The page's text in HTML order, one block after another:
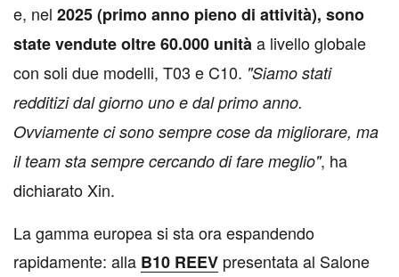
e, nel 2025 (primo anno pieno di attività), sono
state vendute oltre 60.000 unitàa livello globale
con soli due modelli, T03 e C10. "Siamo stati
redditizi dal giorno uno e dal primo anno.
Ovviamente ci sono sempre cose da migliorare, ma
il team sta sempre cercando di fare meglio", ha
dichiarato Xin.
La gamma europea si sta ora espandendo
rapidamente: alla B10 REEV presentata al Salone